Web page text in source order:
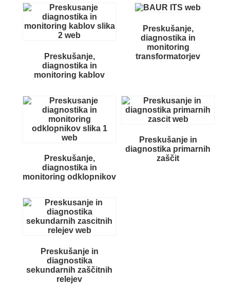
Preskušanje,
diagnostika in
monitoring kablov
Preskušanje,
diagnostika in
monitoring
transformatorjev
Preskušanje,
diagnostika in
monitoring odklopnikov
Preskušanje in
diagnostika primarnih
zaščit
Preskušanje in
diagnostika
sekundarnih zaščitnih
relejev